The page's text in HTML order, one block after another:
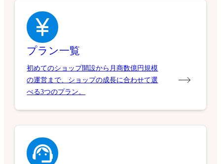
プラン一覧
初めてのショップ開設から月商数億円規模
の運営まで、ショップの成長に合わせて選
べる3つのプラン。